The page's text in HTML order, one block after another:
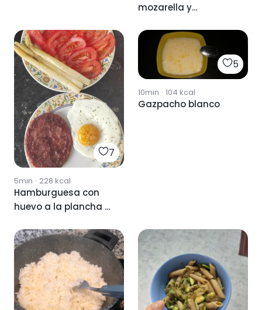
mozarella y
7
5min · 228 kcal
Hamburguesa con
huevo a la plancha y
tomates con
espárrago blanco
5
10min · 104 kcal
Gazpacho blanco